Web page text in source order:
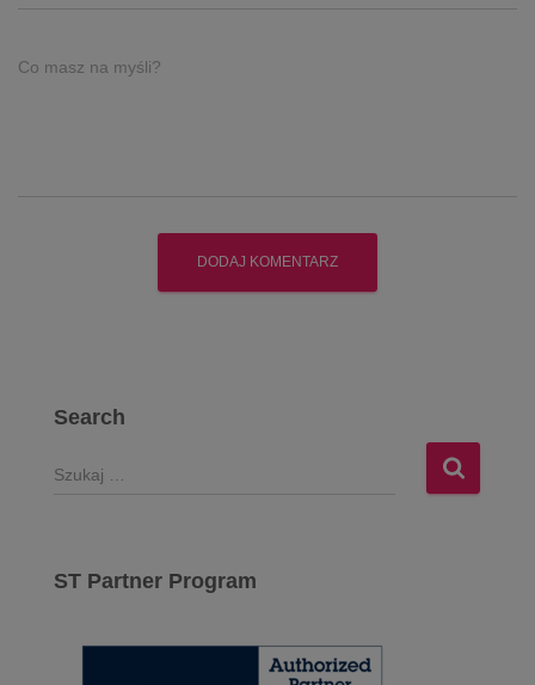
Co masz na myśli?
Search
S
a
ST Partner Program